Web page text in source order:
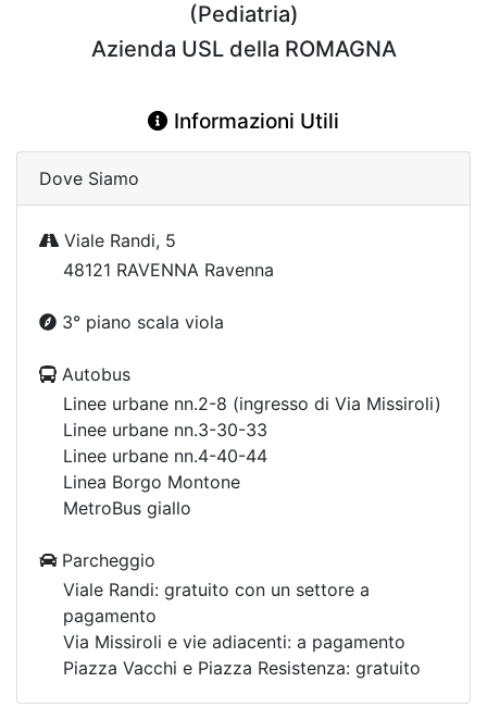
(Pediatria)
Azienda USL della ROMAGNA
Informazioni Utili
Dove Siamo
Viale Randi, 5
48121 RAVENNA Ravenna
3° piano scala viola
Autobus
Linee urbane nn.2-8 (ingresso di Via Missiroli)
Linee urbane nn.3-30-33
Linee urbane nn.4-40-44
Linea Borgo Montone
MetroBus giallo
Parcheggio
Viale Randi: gratuito con un settore a
pagamento
Via Missiroli e vie adiacenti: a pagamento
Piazza Vacchi e Piazza Resistenza: gratuito